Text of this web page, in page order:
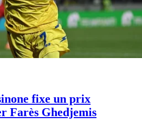
fixe un prix
Farès Ghedjemis